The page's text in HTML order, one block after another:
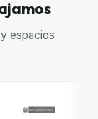
espacios